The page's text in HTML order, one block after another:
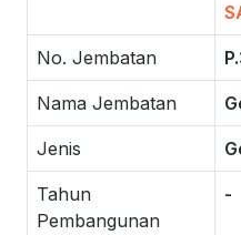
No. Jembatan
Nama Jembatan
Jenis
Tahun
Pembangunan
-